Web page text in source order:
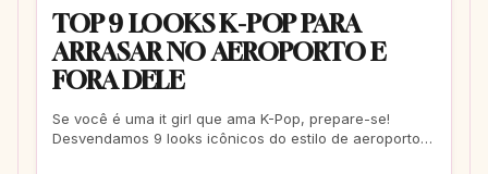
TOP 9 LOOKS K-POP PARA
ARRASAR NO AEROPORTO E
FORA DELE
Se você é uma it girl que ama K-Pop, prepare-se!
Desvendamos 9 looks icônicos do estilo de aeroporto